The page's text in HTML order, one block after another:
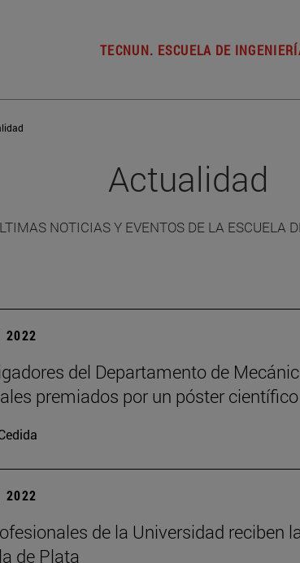
TECNUN. ESCUELA DE
Actualidad
NOTICIAS Y EVENTOS DE LA ESCUELA
2022
del Departamento de
premiados por un póster científico
2022
de la Universidad reciben
de Plata